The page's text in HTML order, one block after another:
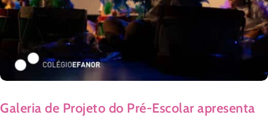
Galeria de Projeto do Pré-Escolar apresenta